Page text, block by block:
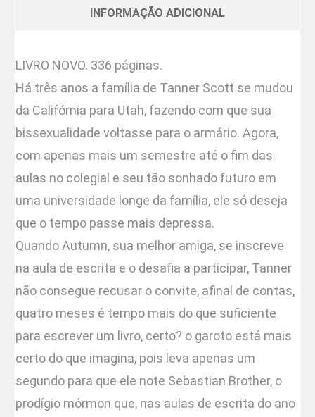
INFORMAÇÃO ADICIONAL
LIVRO NOVO. 336 páginas.
Há três anos a família de Tanner Scott se mudou
da Califórnia para Utah, fazendo com que sua
bissexualidade voltasse para o armário. Agora,
com apenas mais um semestre até o fim das
aulas no colegial e seu tão sonhado futuro em
uma universidade longe da família, ele só deseja
que o tempo passe mais depressa.
Quando Autumn, sua melhor amiga, se inscreve
na aula de escrita e o desafia a participar, Tanner
não consegue recusar o convite, afinal de contas,
quatro meses é tempo mais do que suficiente
para escrever um livro, certo? o garoto está mais
certo do que imagina, pois leva apenas um
segundo para que ele note Sebastian Brother, o
prodígio mórmon que, nas aulas de escrita do ano